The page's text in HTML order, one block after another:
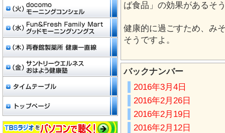
ば食品」の効果があるそ
健康的に過ごすため、み
そうですよ。
バックナンバー
2016年3月4日
2016年2月26日
2016年2月19日
2016年2月12日